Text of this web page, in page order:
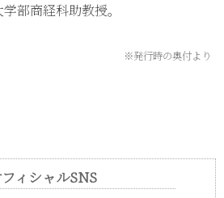
部商経科助教授。
※発行時の奥付より
ィシャルSNS